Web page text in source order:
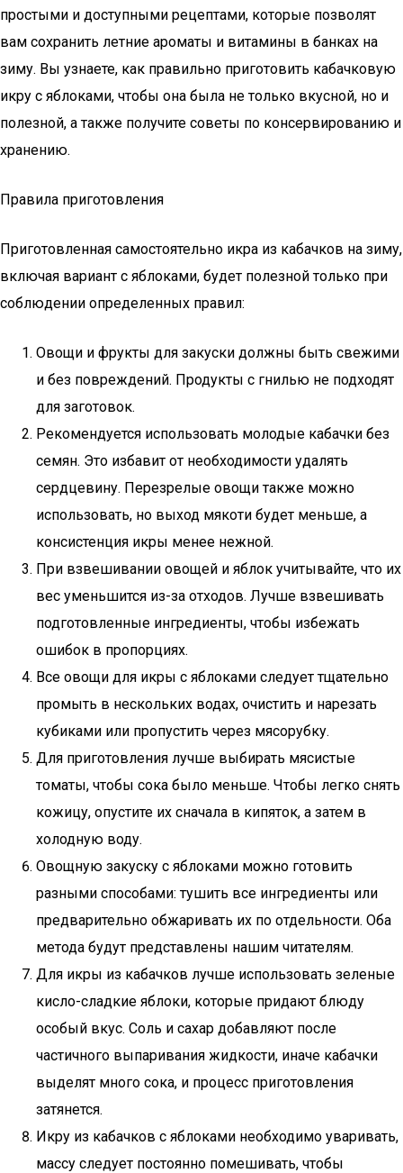
простыми и доступными рецептами, которые позволят
вам сохранить летние ароматы и витамины в банках на
зиму. Вы узнаете, как правильно приготовить кабачковую
икру с яблоками, чтобы она была не только вкусной, но и
полезной, а также получите советы по консервированию и
хранению.
Правила приготовления
Приготовленная самостоятельно икра из кабачков на зиму,
включая вариант с яблоками, будет полезной только при
соблюдении определенных правил:
Овощи и фрукты для закуски должны быть свежими
и без повреждений. Продукты с гнилью не подходят
для заготовок.
Рекомендуется использовать молодые кабачки без
семян. Это избавит от необходимости удалять
сердцевину. Перезрелые овощи также можно
использовать, но выход мякоти будет меньше, а
консистенция икры менее нежной.
При взвешивании овощей и яблок учитывайте, что их
вес уменьшится из-за отходов. Лучше взвешивать
подготовленные ингредиенты, чтобы избежать
ошибок в пропорциях.
Все овощи для икры с яблоками следует тщательно
промыть в нескольких водах, очистить и нарезать
кубиками или пропустить через мясорубку.
Для приготовления лучше выбирать мясистые
томаты, чтобы сока было меньше. Чтобы легко снять
кожицу, опустите их сначала в кипяток, а затем в
холодную воду.
Овощную закуску с яблоками можно готовить
разными способами: тушить все ингредиенты или
предварительно обжаривать их по отдельности. Оба
метода будут представлены нашим читателям.
Для икры из кабачков лучше использовать зеленые
кисло-сладкие яблоки, которые придают блюду
особый вкус. Соль и сахар добавляют после
частичного выпаривания жидкости, иначе кабачки
выделят много сока, и процесс приготовления
затянется.
Икру из кабачков с яблоками необходимо уваривать,
массу следует постоянно помешивать, чтобы